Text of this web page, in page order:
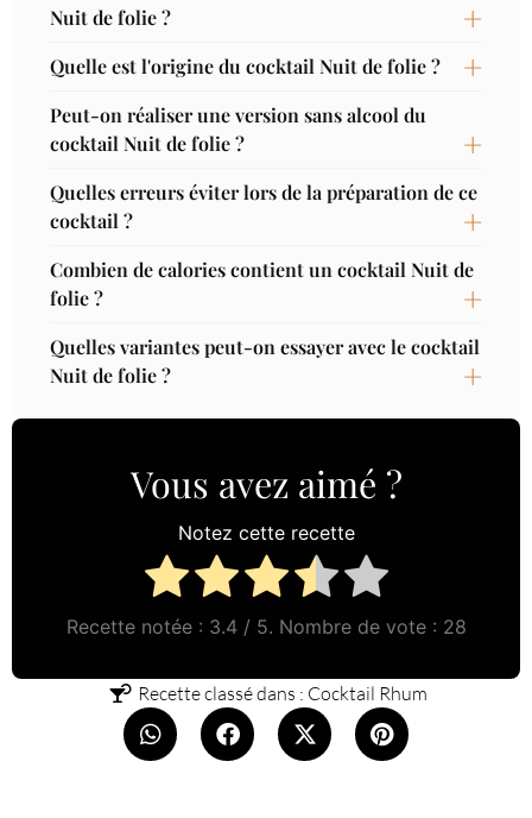
Nuit de folie ?
Quelle est l'origine du cocktail Nuit de folie ?
Peut-on réaliser une version sans alcool du
cocktail Nuit de folie ?
Quelles erreurs éviter lors de la préparation de ce
cocktail ?
Combien de calories contient un cocktail Nuit de
folie ?
Quelles variantes peut-on essayer avec le cocktail
Nuit de folie ?
Vous avez aimé ?
Notez cette recette
Recette notée : 3.4/ 5. Nombre de vote : 28
Recette classé dans : Cocktail Rhum